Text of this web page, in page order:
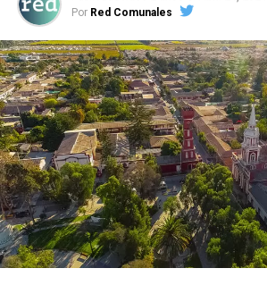
Por Red Comunales